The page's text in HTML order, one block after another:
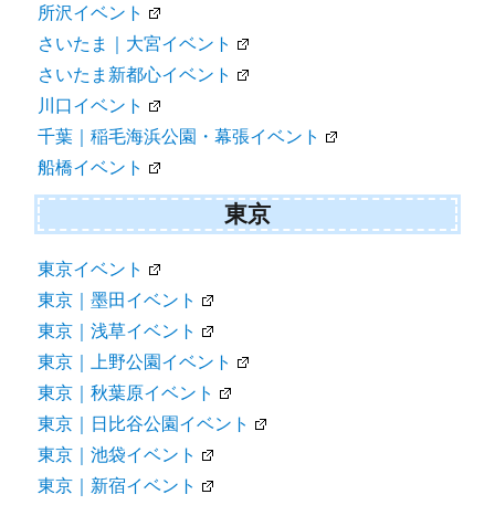
所沢イベント
さいたま｜大宮イベント
さいたま新都心イベント
川口イベント
千葉｜稲毛海浜公園・幕張イベント
船橋イベント
東京
東京イベント
東京｜墨田イベント
東京｜浅草イベント
東京｜上野公園イベント
東京｜秋葉原イベント
東京｜日比谷公園イベント
東京｜池袋イベント
東京｜新宿イベント